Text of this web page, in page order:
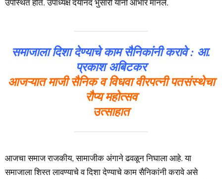
समाजाला दिशा देण्याचे काम सैनिकांनी करावे : आ.
प्रकाश अबिटकर
आजऱ्यात माजी सैनिक व विधवा वीरपत्नी पतसंस्थेचा
रौप्य महोत्सव
उत्साहात
आजचा समाज राजकीय, सामाजीक अंगाने ढवळून निघाला आहे. या
समाजाला शिस्त लावण्याचे व दिशा देण्याचे काम सैनिकांनी करावे असे